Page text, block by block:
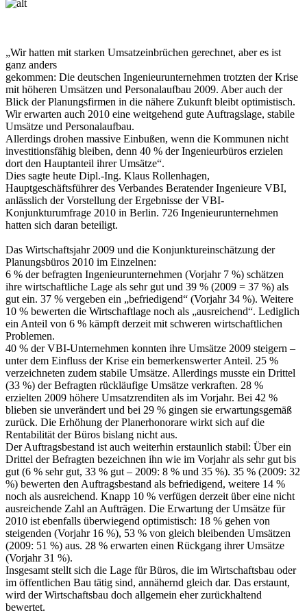
„Wir hatten mit starken Umsatzeinbrüchen gerechnet, aber es ist
ganz anders
gekommen: Die deutschen Ingenieurunternehmen trotzten der Krise
mit höheren Umsätzen und Personalaufbau 2009. Aber auch der
Blick der Planungsfirmen in die nähere Zukunft bleibt optimistisch.
Wir erwarten auch 2010 eine weitgehend gute Auftragslage, stabile
Umsätze und Personalaufbau.
Allerdings drohen massive Einbußen, wenn die Kommunen nicht
investitionsfähig bleiben, denn 40 % der Ingenieurbüros erzielen
dort den Hauptanteil ihrer Umsätze“.
Dies sagte heute Dipl.-Ing. Klaus Rollenhagen,
Hauptgeschäftsführer des Verbandes Beratender Ingenieure VBI,
anlässlich der Vorstellung der Ergebnisse der VBI-
Konjunkturumfrage 2010 in Berlin. 726 Ingenieurunternehmen
hatten sich daran beteiligt.
Das Wirtschaftsjahr 2009 und die Konjunktureinschätzung der
Planungsbüros 2010 im Einzelnen:
6 % der befragten Ingenieurunternehmen (Vorjahr 7 %) schätzen
ihre wirtschaftliche Lage als sehr gut und 39 % (2009 = 37 %) als
gut ein. 37 % vergeben ein „befriedigend“ (Vorjahr 34 %). Weitere
10 % bewerten die Wirtschaftlage noch als „ausreichend“. Lediglich
ein Anteil von 6 % kämpft derzeit mit schweren wirtschaftlichen
Problemen.
40 % der VBI-Unternehmen konnten ihre Umsätze 2009 steigern –
unter dem Einfluss der Krise ein bemerkenswerter Anteil. 25 %
verzeichneten zudem stabile Umsätze. Allerdings musste ein Drittel
(33 %) der Befragten rückläufige Umsätze verkraften. 28 %
erzielten 2009 höhere Umsatzrenditen als im Vorjahr. Bei 42 %
blieben sie unverändert und bei 29 % gingen sie erwartungsgemäß
zurück. Die Erhöhung der Planerhonorare wirkt sich auf die
Rentabilität der Büros bislang nicht aus.
Der Auftragsbestand ist auch weiterhin erstaunlich stabil: Über ein
Drittel der Befragten bezeichnen ihn wie im Vorjahr als sehr gut bis
gut (6 % sehr gut, 33 % gut – 2009: 8 % und 35 %). 35 % (2009: 32
%) bewerten den Auftragsbestand als befriedigend, weitere 14 %
noch als ausreichend. Knapp 10 % verfügen derzeit über eine nicht
ausreichende Zahl an Aufträgen. Die Erwartung der Umsätze für
2010 ist ebenfalls überwiegend optimistisch: 18 % gehen von
steigenden (Vorjahr 16 %), 53 % von gleich bleibenden Umsätzen
(2009: 51 %) aus. 28 % erwarten einen Rückgang ihrer Umsätze
(Vorjahr 31 %).
Insgesamt stellt sich die Lage für Büros, die im Wirtschaftsbau oder
im öffentlichen Bau tätig sind, annähernd gleich dar. Das erstaunt,
wird der Wirtschaftsbau doch allgemein eher zurückhaltend
bewertet.